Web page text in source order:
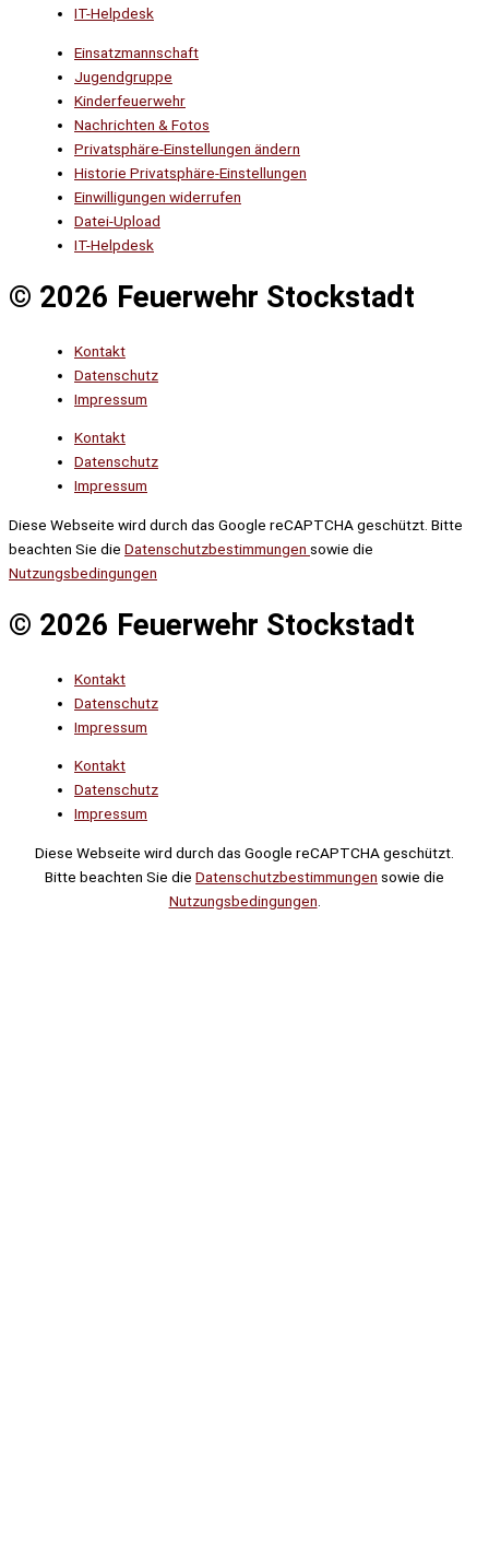
IT-Helpdesk
Einsatzmannschaft
Jugendgruppe
Kinderfeuerwehr
Nachrichten & Fotos
Privatsphäre-Einstellungen ändern
Historie Privatsphäre-Einstellungen
Einwilligungen widerrufen
Datei-Upload
IT-Helpdesk
© 2026 Feuerwehr Stockstadt
Kontakt
Datenschutz
Impressum
Kontakt
Datenschutz
Impressum
Diese Webseite wird durch das Google reCAPTCHA geschützt. Bitte
beachten Sie die Datenschutzbestimmungen sowie die
Nutzungsbedingungen
© 2026 Feuerwehr Stockstadt
Kontakt
Datenschutz
Impressum
Kontakt
Datenschutz
Impressum
Diese Webseite wird durch das Google reCAPTCHA geschützt.
Bitte beachten Sie die Datenschutzbestimmungen sowie die
Nutzungsbedingungen